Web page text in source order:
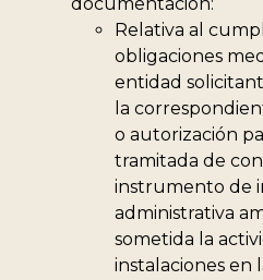
documentación:
Relativa al
obligaciones
entidad
la
o autorización
tramitada de
instrumento de
administrativa
sometida la
instalaciones en